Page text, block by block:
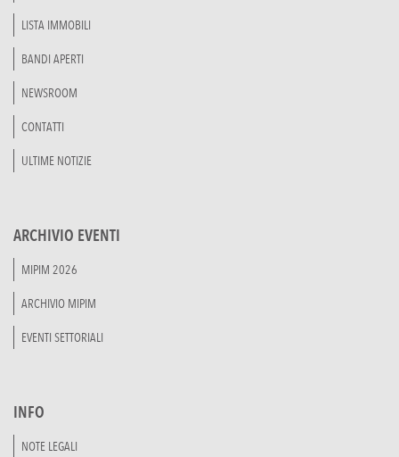
LISTA IMMOBILI
BANDI APERTI
NEWSROOM
CONTATTI
ULTIME NOTIZIE
ARCHIVIO EVENTI
MIPIM 2026
ARCHIVIO MIPIM
EVENTI SETTORIALI
INFO
NOTE LEGALI